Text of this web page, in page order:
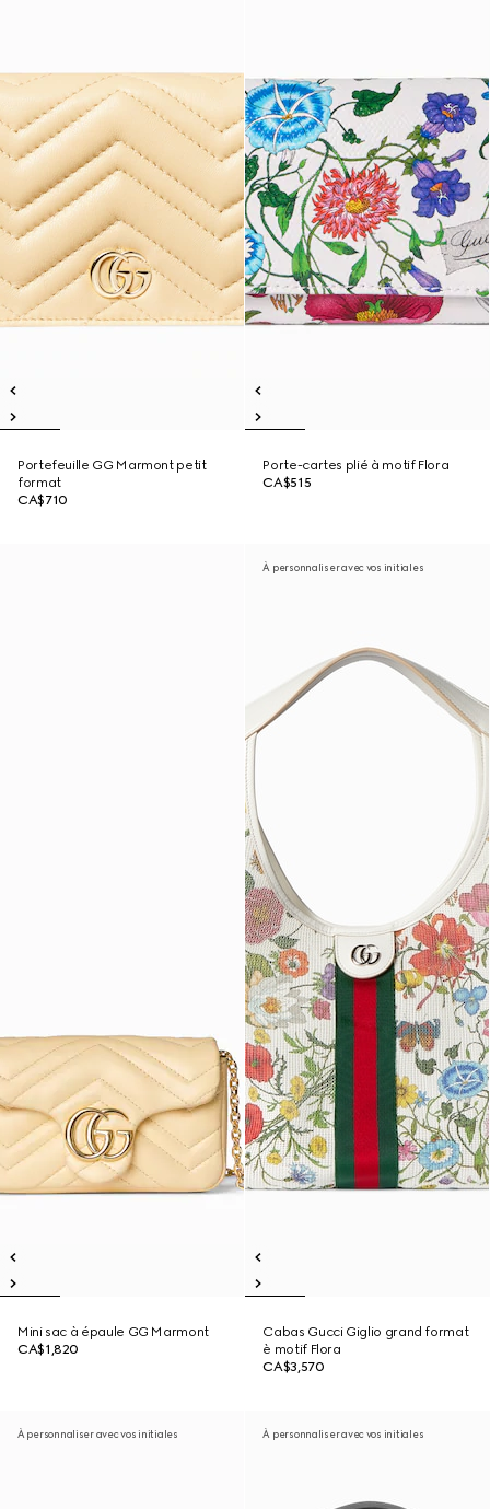
Portefeuille GG Marmont petit
format
CA$710
Porte-cartes plié à motif Flora
CA$515
Mini sac à épaule GG Marmont
CA$1,820
À personnaliser avec vos initiales
Cabas Gucci Giglio grand format
è motif Flora
CA$3,570
À personnaliser avec vos initiales À personnaliser avec vos initiales